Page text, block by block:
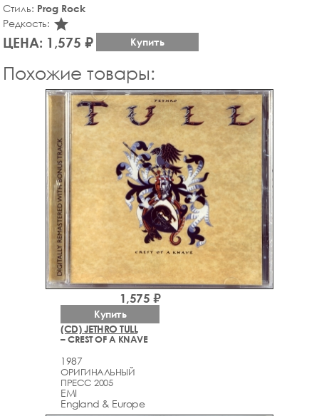
Стиль: Prog Rock
Редкость: star_rate
ЦЕНА: 1,575 ₽ Купить
Похожие товары:
(CD) JETHRO TULL
– CREST OF A KNAVE
1987
ОРИГИНАЛЬНЫЙ
ПРЕСС 2005
EMI
England & Europe
1,575 ₽
Купить